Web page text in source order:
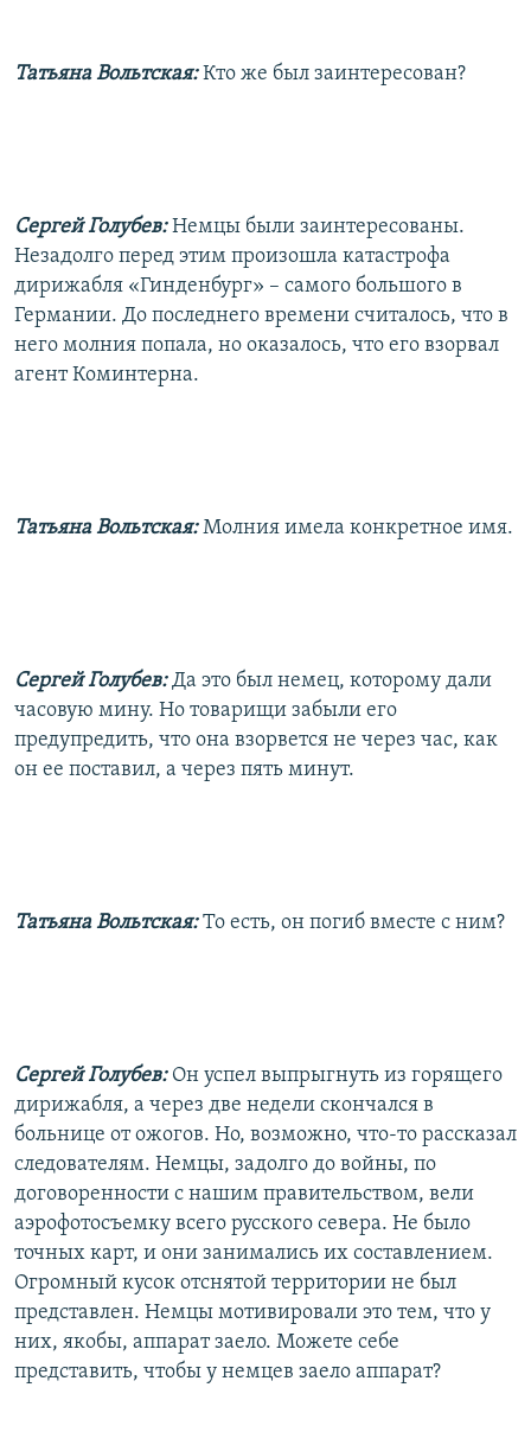
Татьяна Вольтская:Кто же был заинтересован?
Сергей Голубев:Немцы были заинтересованы.
Незадолго перед этим произошла катастрофа
дирижабля «Гинденбург» – самого большого в
Германии. До последнего времени считалось, что в
него молния попала, но оказалось, что его взорвал
агент Коминтерна.
Татьяна Вольтская:Молния имела конкретное имя.
Сергей Голубев:Да это был немец, которому дали
часовую мину. Но товарищи забыли его
предупредить, что она взорвется не через час, как
он ее поставил, а через пять минут.
Татьяна Вольтская:То есть, он погиб вместе с ним?
Сергей Голубев: Он успел выпрыгнуть из горящего
дирижабля, а через две недели скончался в
больнице от ожогов. Но, возможно, что-то рассказал
следователям. Немцы, задолго до войны, по
договоренности с нашим правительством, вели
аэрофотосъемку всего русского севера. Не было
точных карт, и они занимались их составлением.
Огромный кусок отснятой территории не был
представлен. Немцы мотивировали это тем, что у
них, якобы, аппарат заело. Можете себе
представить, чтобы у немцев заело аппарат?